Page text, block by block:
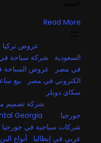
Read More
عروض تركيا
السعودية
شركة سياحة في
في مصر
عروض السياحة
الكتروني في مصر
بيع
سكاي دويلر
شركة تصميم
جورجيا
Georgia
شركات سياحية في جورجيا
عربي في إيطاليا
أنواع